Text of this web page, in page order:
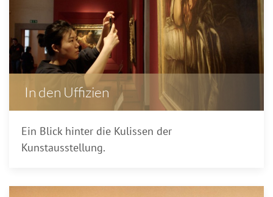
In den Uffizien
Ein Blick hinter die Kulissen der
Kunstausstellung.